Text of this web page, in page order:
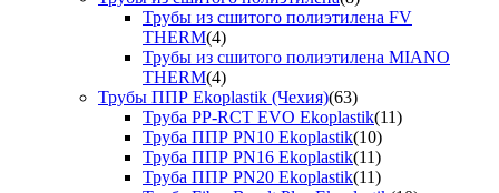
Трубы из сшитого полиэтилена FV
THERM(4)
Трубы из сшитого полиэтилена MIANO
THERM(4)
Трубы ППР Ekoplastik (Чехия)(63)
Труба PP-RCT EVO Ekoplastik(11)
Труба ППР PN10 Ekoplastik(10)
Труба ППР PN16 Ekoplastik(11)
Труба ППР PN20 Ekoplastik(11)